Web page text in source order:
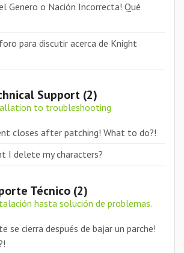
Genero o Nación Incorrecta! Qué
para discutir acerca de Knight
Support (2)
to troubleshooting
closes after patching! What to do?!
I delete my characters?
Técnico (2)
hasta solución de problemas.
se cierra después de bajar un parche!